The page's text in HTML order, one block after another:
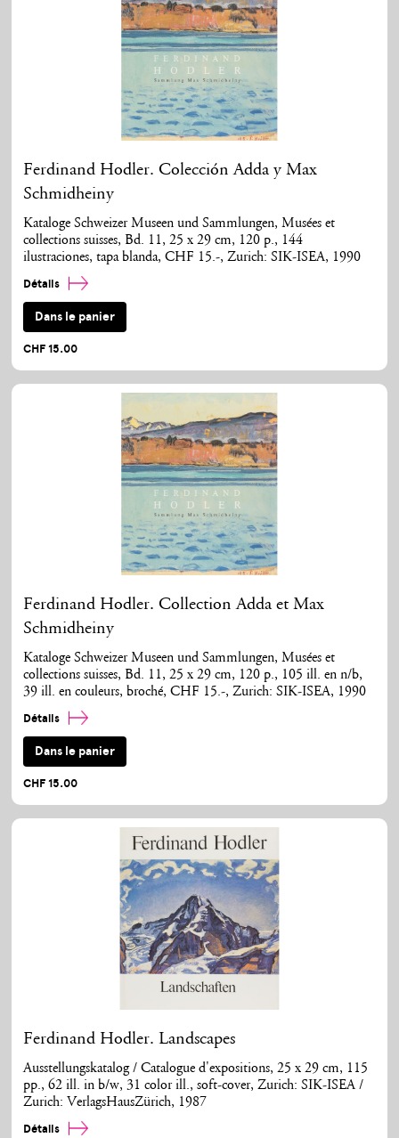
Ferdinand Hodler. Colección Adda y Max
Schmidheiny
Kataloge Schweizer Museen und Sammlungen, Musées et
collections suisses, Bd. 11, 25 x 29 cm, 120 p., 144
ilustraciones, tapa blanda, CHF 15.-, Zurich: SIK-ISEA, 1990
Détails
Dans le panier
CHF 15.00
Ferdinand Hodler. Collection Adda et Max
Schmidheiny
Kataloge Schweizer Museen und Sammlungen, Musées et
collections suisses, Bd. 11, 25 x 29 cm, 120 p., 105 ill. en n/b,
39 ill. en couleurs, broché, CHF 15.-, Zurich: SIK-ISEA, 1990
Détails
Dans le panier
CHF 15.00
Ferdinand Hodler. Landscapes
Ausstellungskatalog / Catalogue d'expositions, 25 x 29 cm, 115
pp., 62 ill. in b/w, 31 color ill., soft-cover, Zurich: SIK-ISEA /
Zurich: VerlagsHausZürich, 1987
Détails